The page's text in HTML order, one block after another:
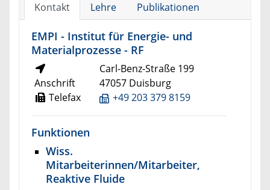
Kontakt Lehre Publikationen
EMPI - Institut für Energie- und
Materialprozesse - RF
Anschrift
Carl-Benz-Straße 199
47057 Duisburg
Telefax
+49 203 379 8159
Funktionen
Wiss.
Mitarbeiterinnen/Mitarbeiter,
Reaktive Fluide